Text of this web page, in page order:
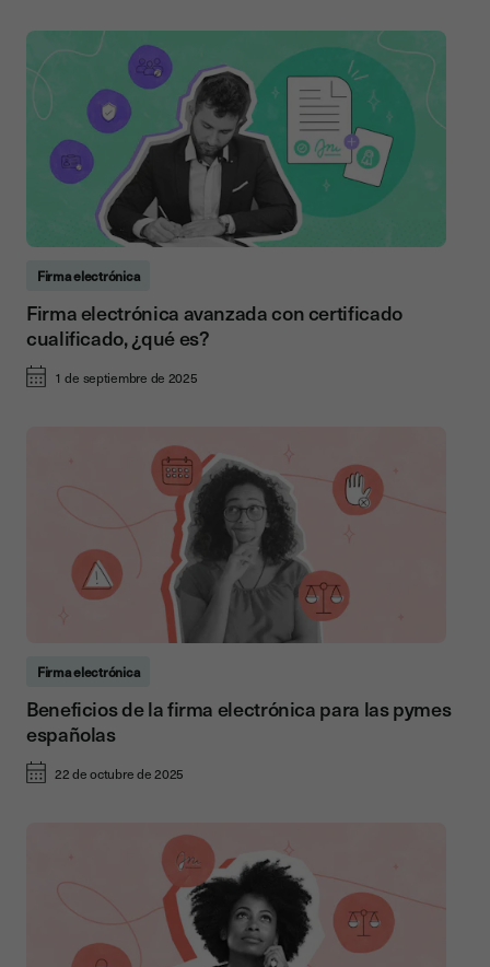
Firma electrónica
Firma electrónica avanzada con certificado
cualificado, ¿qué es?
1 de septiembre de 2025
Firma electrónica
Beneficios de la firma electrónica para las pymes
españolas
22 de octubre de 2025